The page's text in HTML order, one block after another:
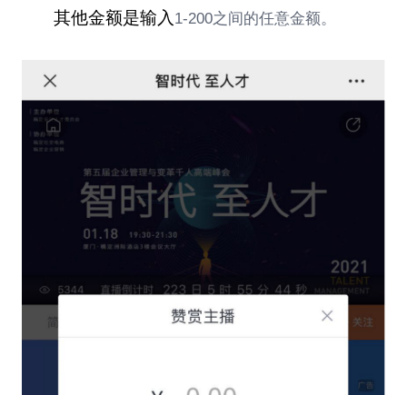
其他金额是输入 1-200之间的任意金额。